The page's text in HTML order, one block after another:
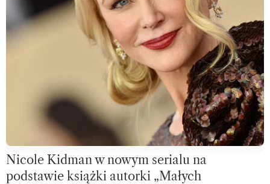
Nicole Kidman w nowym serialu na
podstawie książki autorki „Małych